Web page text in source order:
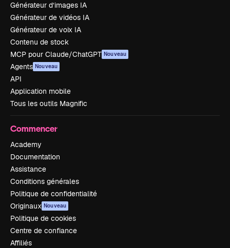
Générateur d’images IA
Générateur de vidéos IA
Générateur de voix IA
Contenu de stock
MCP pour Claude/ChatGPT Nouveau
Agents Nouveau
API
Application mobile
Tous les outils Magnific
Commencer
Academy
Documentation
Assistance
Conditions générales
Politique de confidentialité
Originaux Nouveau
Politique de cookies
Centre de confiance
Affiliés